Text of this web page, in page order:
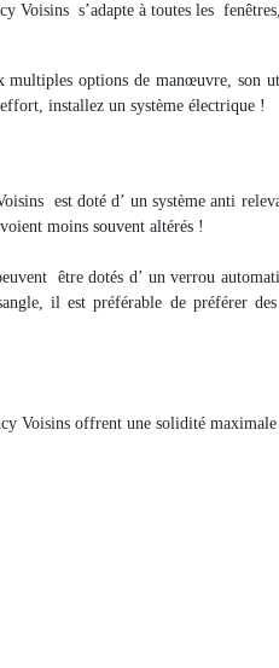
Voisins s’adapte à toutes les
multiples options de manœuvre, son
effort, installez un système électrique !
est doté d’ un système anti
moins souvent altérés !
être dotés d’ un verrou
il est préférable de préférer
Voisins offrent une solidité